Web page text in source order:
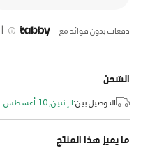
دفعات بدون فوائد مع |
الشحن
التوصيل بين:الإثنين, 10 أغسطس - الأربعاء, 12 أغسطس
ما يميز هذا المنتج